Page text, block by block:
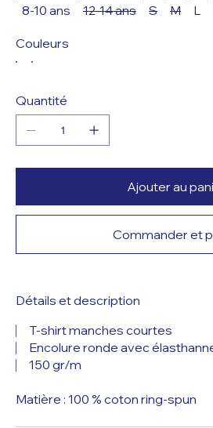
8-10 ans 12-14 ans S M L
Couleurs
Quantité
Ajouter au
Commander et
Détails et description
⎸ T-shirt manches courtes
⎸ Encolure ronde avec
⎸ 150 gr/m
Matière : 100 % coton ring-spun